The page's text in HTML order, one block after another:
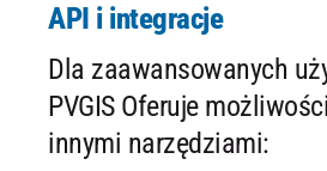
API i integracje
Dla zaawansowanych
PVGIS Oferuje
innymi narzędziami: